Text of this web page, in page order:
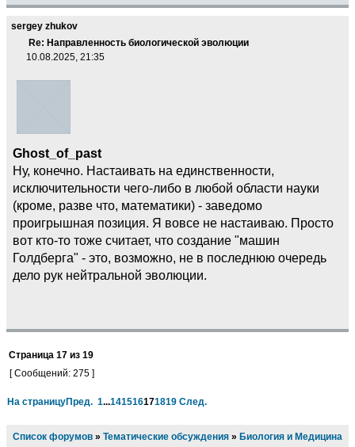
sergey zhukov
Re: Направленность биологической эволюции
10.08.2025, 21:35
Ghost_of_past
Ну, конечно. Настаивать на единственности,
исключительности чего-либо в любой области науки
(кроме, разве что, математики) - заведомо
проигрышная позиция. Я вовсе не настаиваю. Просто
вот кто-то тоже считает, что создание "машин
Голдберга" - это, возможно, не в последнюю очередь
дело рук нейтральной эволюции.
Страница 17 из 19
[ Сообщений: 275 ]
На страницуПред. 1...141516171819 След.
Список форумов » Тематические обсуждения » Биология и Медицина